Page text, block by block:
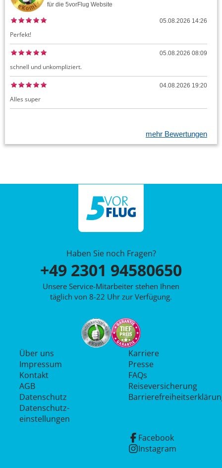
für die 5vorFlug Website
05.08.2026 14:26
Perfekt!
05.08.2026 08:09
schnell und unkompliziert.
04.08.2026 19:20
Alles super
mehr Bewertungen
Haben Sie noch Fragen?
+49 2301 94580650
Unsere Service-Mitarbeiter stehen Ihnen
täglich von 8-22 Uhr zur Verfügung.
Über uns
Impressum
Kontakt
AGB
Datenschutz
Datenschutz­
einstellungen
Karriere
Presse
FAQs
Reiseversicherung
Facebook
Instagram